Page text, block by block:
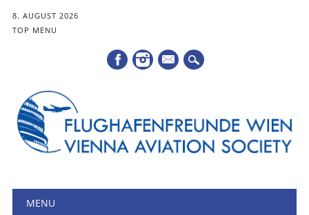
8. AUGUST 2026
TOP MENU
Mail
Hauptmenü
MENU